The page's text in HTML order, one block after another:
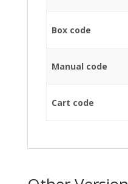
Box code
Manual code
Cart code